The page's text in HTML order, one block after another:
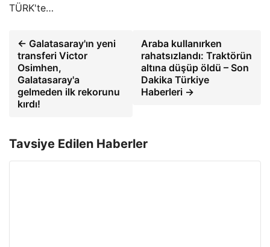
TÜRK'te…
← Galatasaray'ın yeni
transferi Victor
Osimhen,
Galatasaray'a
gelmeden ilk rekorunu
kırdı!
Araba kullanırken
rahatsızlandı: Traktörün
altına düşüp öldü – Son
Dakika Türkiye
Haberleri →
Tavsiye Edilen Haberler